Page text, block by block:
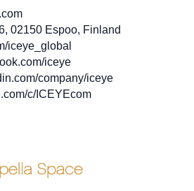
02150 Espoo, Finland
iceye_global
iceye
company/iceye
c/ICEYEcom